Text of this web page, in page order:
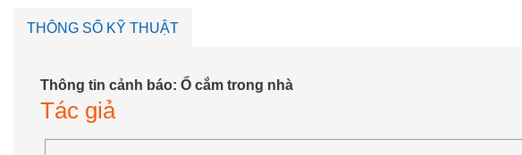
THÔNG SỐ KỸ THUẬT
Thông tin cảnh báo: Ổ cắm trong nhà
Tác giả